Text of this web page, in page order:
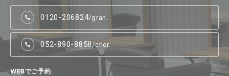
0120-206824/gran.
052-890-8858/cher.
WEBでご予約